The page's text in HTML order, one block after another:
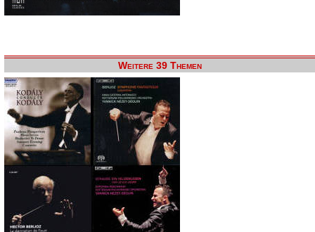
Weitere 39 Themen